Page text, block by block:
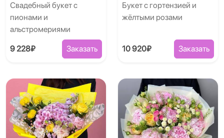
Свадебный букет с
пионами и
альстромериями
9 228₽ Заказать
Букет с гортензией и
жёлтыми розами
10 920₽ Заказать